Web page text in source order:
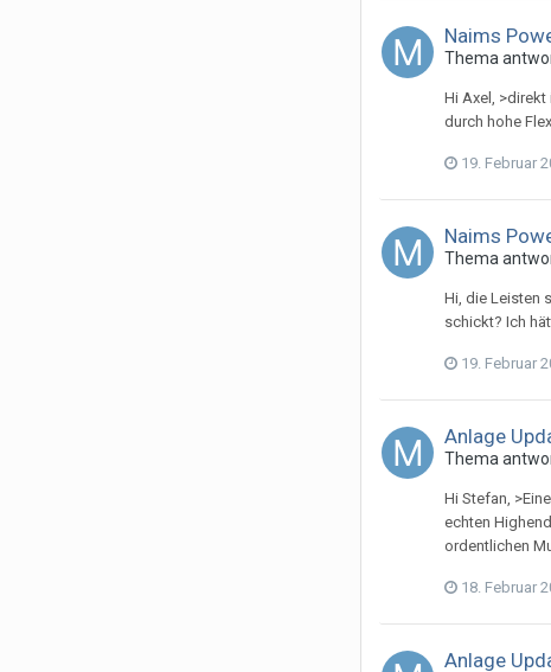
Naims
Thema
Hi Axel,
durch hohe
19. Februar
Naims
Thema
Hi, die Leisten
schickt? Ich
19. Februar
Anlage
Thema
Hi Stefan,
echten
ordentlichen
18. Februar
Anlage